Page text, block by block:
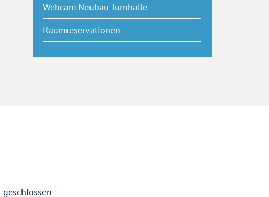
Webcam Neubau Turnhalle
Raumreservationen